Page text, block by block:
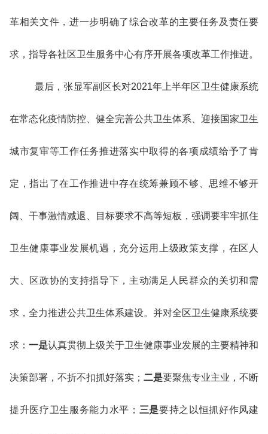
革相关文件，进一步明确了综合改革的主要任务及责任要
求，指导各社区卫生服务中心有序开展各项改革工作推进。
最后，张显军副区长对2021年上半年区卫生健康系统
在常态化疫情防控、健全完善公共卫生体系、迎接国家卫生
城市复审等工作任务推进落实中取得的各项成绩给予了肯
定，指出了在工作推进中存在统筹兼顾不够、思维不够开
阔、干事激情减退、目标要求不高等短板，强调要牢牢抓住
卫生健康事业发展机遇，充分运用上级政策支撑，在区人
大、区政协的支持指导下，主动满足人民群众的关切和需
求，全力推进公共卫生体系建设。并对全区卫生健康系统要
求： 一是认真贯彻上级关于卫生健康事业发展的主要精神和
决策部署，不折不扣抓好落实； 二是要聚焦专业主业，不断
提升医疗卫生服务能力水平； 三是要持之以恒抓好作风建